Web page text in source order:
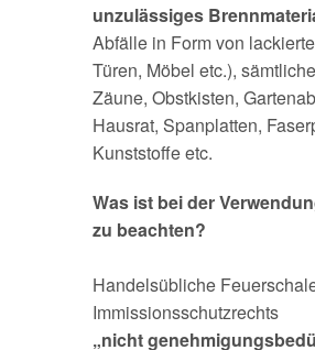
unzulässiges
Abfälle in Form von
Türen, Möbel etc.),
Zäune, Obstkisten,
Hausrat, Spanplatten,
Kunststoffe etc.
Was ist bei der
zu beachten?
Handelsübliche
Immissionsschutzrechts
„nicht